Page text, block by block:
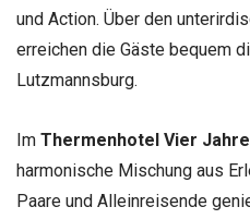
und Action. Über den
erreichen die Gäste bequem
Lutzmannsburg.
Im Thermenhotel Vier
harmonische Mischung aus
Paare und Alleinreisende